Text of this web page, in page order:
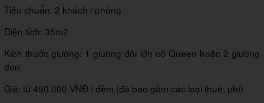
Tiêu chuẩn: 2 khách / phòng
Diện tích: 35m2
Kích thước giường: 1 giường đôi lớn cỡ Queen hoặc 2 giường
đơn
Giá: từ 490.000 VNĐ / đêm (đã bao gồm các loại thuế, phí)